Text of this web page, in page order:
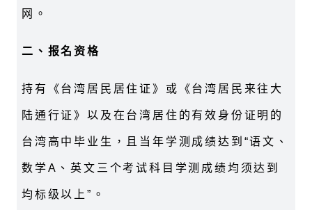
网。
二、报名资格
持有《台湾居民居住证》或《台湾居民来往大
陆通行证》以及在台湾居住的有效身份证明的
台湾高中毕业生，且当年学测成绩达到“语文、
数学A、英文三个考试科目学测成绩均须达到
均标级以上”。